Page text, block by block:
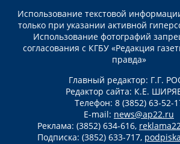
Использование текстовой
только при указании активной
Использование фотографий
согласования с КГБУ «Редакция
правда»
Главный редактор: Г.Г.
Редактор сайта: К.Е.
Телефон: 8 (3852) 63-52-
E-mail: news@ap22.ru
Реклама: (3852) 634-616,
Подписка: (3852) 633-717,